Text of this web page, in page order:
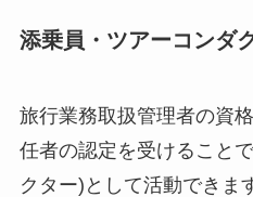
添乗員・ツアーコンダ
旅行業務取扱管理者の資
任者の認定を受けること
クター)として活動できま